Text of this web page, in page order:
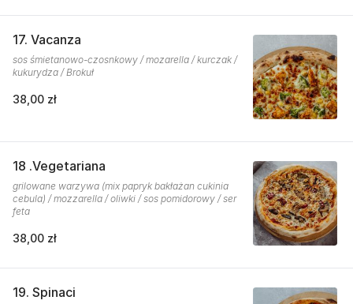
17. Vacanza
sos śmietanowo-czosnkowy / mozarella / kurczak /
kukurydza / Brokuł
38,00 zł
18 .Vegetariana
grilowane warzywa (mix papryk bakłażan cukinia
cebula) / mozzarella / oliwki / sos pomidorowy / ser
feta
38,00 zł
19. Spinaci